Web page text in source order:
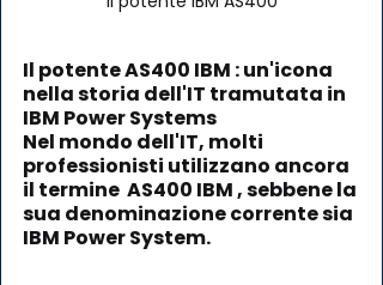
Il potente AS400 IBM : un'icona
nella storia dell'IT tramutata in
IBM Power Systems
Nel mondo dell'IT, molti
professionisti utilizzano ancora
il termine  AS400 IBM , sebbene la
sua denominazione corrente sia
IBM Power System.